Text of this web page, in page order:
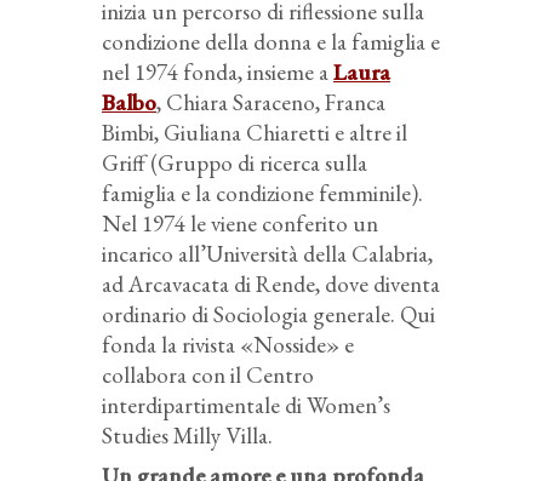
inizia un percorso di riflessione sulla
condizione della donna e la famiglia e
nel 1974 fonda, insieme aLaura
Balbo, Chiara Saraceno, Franca
Bimbi, Giuliana Chiaretti e altre il
Griff (Gruppo di ricerca sulla
famiglia e la condizione femminile).
Nel 1974 le viene conferito un
incarico all’Università della Calabria,
ad Arcavacata di Rende, dove diventa
ordinario di Sociologia generale. Qui
fonda la rivista «Nosside» e
collabora con il Centro
interdipartimentale di Women’s
Studies Milly Villa.
Un grande amore e una profonda